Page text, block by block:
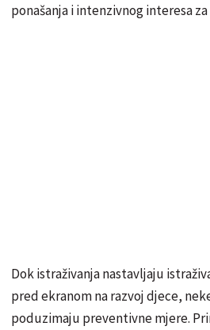
ponašanja i intenzivnog interesa
Dok istraživanja nastavljaju
pred ekranom na razvoj djece,
poduzimaju preventivne mjere.